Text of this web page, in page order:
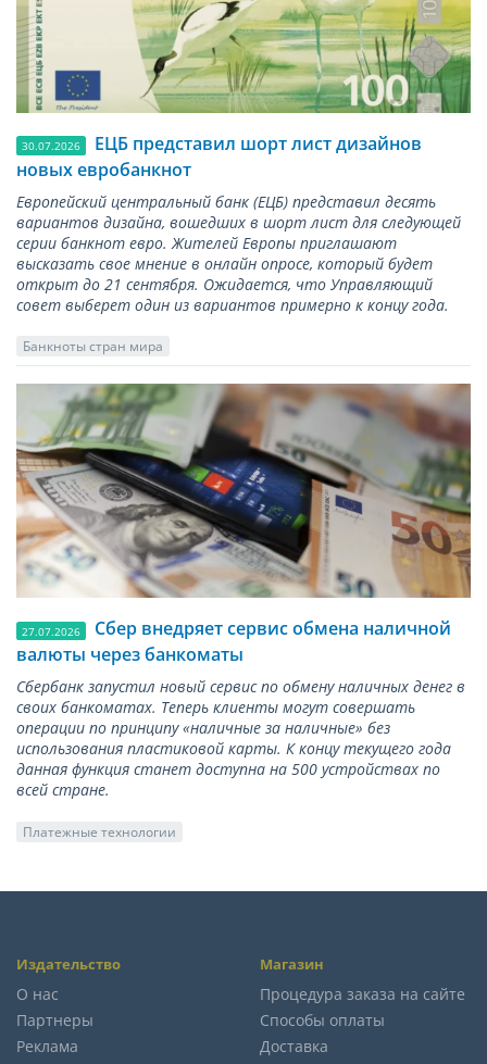
30.07.2026
ЕЦБ представил шорт лист дизайнов
новых евробанкнот
Европейский центральный банк (ЕЦБ) представил десять
вариантов дизайна, вошедших в шорт лист для следующей
серии банкнот евро. Жителей Европы приглашают
высказать свое мнение в онлайн опросе, который будет
открыт до 21 сентября. Ожидается, что Управляющий
совет выберет один из вариантов примерно к концу года.
Банкноты стран мира
27.07.2026
Сбер внедряет сервис обмена наличной
валюты через банкоматы
Сбербанк запустил новый сервис по обмену наличных денег в
своих банкоматах. Теперь клиенты могут совершать
операции по принципу «наличные за наличные» без
использования пластиковой карты. К концу текущего года
данная функция станет доступна на 500 устройствах по
всей стране.
Платежные технологии
Издательство
О нас
Партнеры
Реклама
Магазин
Процедура заказа на сайте
Способы оплаты
Доставка